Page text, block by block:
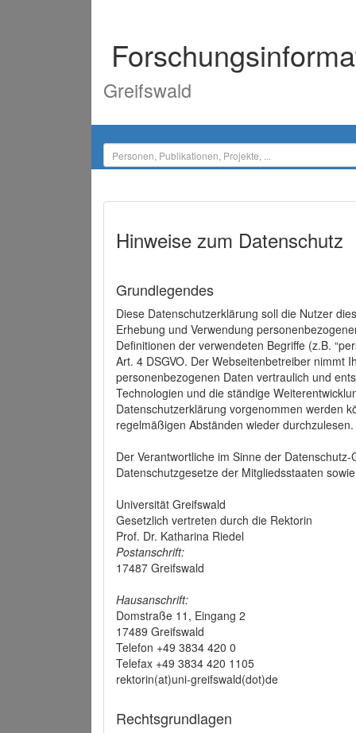
Greifswald
Hinweise zum Datenschutz
Grundlegendes
Diese Datenschutzerklärung soll die Nutzer
Erhebung und Verwendung
Definitionen der verwendeten Begriffe (z.B.
Art. 4 DSGVO. Der Webseitenbetreiber nimmt
personenbezogenen Daten vertraulich und
Technologien und die ständige
Datenschutzerklärung vorgenommen werden
regelmäßigen Abständen wieder durchzulesen.
Der Verantwortliche im Sinne der
Datenschutzgesetze der Mitgliedsstaaten
Universität Greifswald
Gesetzlich vertreten durch die Rektorin
Prof. Dr. Katharina Riedel
Postanschrift:
17487 Greifswald
Hausanschrift:
Domstraße 11, Eingang 2
17489 Greifswald
Telefon +49 3834 420 0
Telefax +49 3834 420 1105
rektorin(at)uni-greifswald(dot)de
Rechtsgrundlagen